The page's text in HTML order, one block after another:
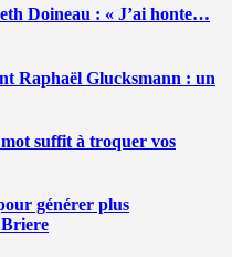
Doineau : « J’ai honte…
Raphaël Glucksmann : un
suffit à troquer vos
générer plus